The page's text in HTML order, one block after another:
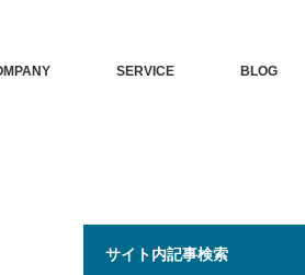
SERVICE BLOG
サイト内記事検索